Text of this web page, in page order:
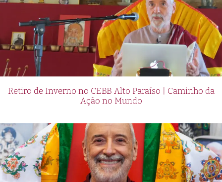
Retiro de Inverno no CEBB Alto Paraíso | Caminho da
Ação no Mundo